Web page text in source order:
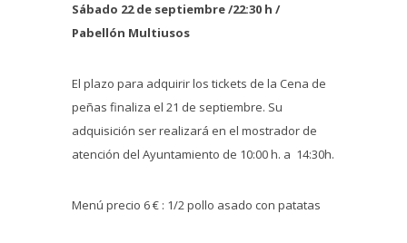
Sábado 22 de septiembre /22:30 h /
Pabellón Multiusos
El plazo para adquirir los tickets de la Cena de
peñas finaliza el 21 de septiembre. Su
adquisición ser realizará en el mostrador de
atención del Ayuntamiento de 10:00 h. a 14:30h.
Menú precio 6 € : 1/2 pollo asado con patatas